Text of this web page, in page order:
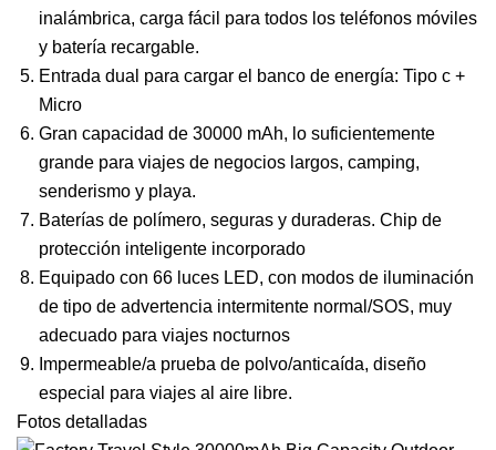
inalámbrica, carga fácil para todos los teléfonos móviles
y batería recargable.
Entrada dual para cargar el banco de energía: Tipo c +
Micro
Gran capacidad de 30000 mAh, lo suficientemente
grande para viajes de negocios largos, camping,
senderismo y playa.
Baterías de polímero, seguras y duraderas. Chip de
protección inteligente incorporado
Equipado con 66 luces LED, con modos de iluminación
de tipo de advertencia intermitente normal/SOS, muy
adecuado para viajes nocturnos
Impermeable/a prueba de polvo/anticaída, diseño
especial para viajes al aire libre.
Fotos detalladas